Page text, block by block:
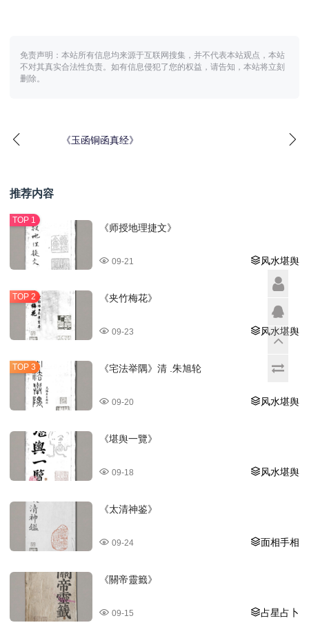
免责声明：本站所有信息均来源于互联网搜集，并不代表本站观点，本站
不对其真实合法性负责。如有信息侵犯了您的权益，请告知，本站将立刻
删除。
《玉函铜函真经》
推荐内容
《师授地理捷文》
风水堪舆
09-21
《夹竹梅花》
风水堪舆
09-23
《宅法举隅》清 .朱旭轮
风水堪舆
09-20
《堪舆一覽》
风水堪舆
09-18
《太清神鉴》
面相手相
09-24
《關帝靈籤》
占星占卜
09-15